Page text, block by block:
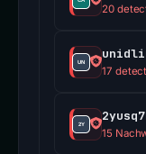
20
17
15